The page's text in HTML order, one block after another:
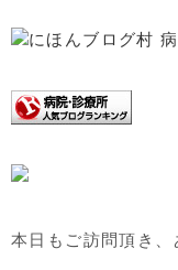
本日もご訪問頂き、